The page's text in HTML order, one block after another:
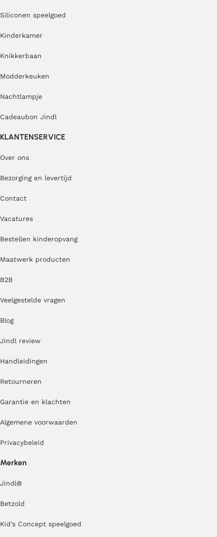
Siliconen speelgoed
Kinderkamer
Knikkerbaan
Modderkeuken
Nachtlampje
Cadeaubon Jindl
KLANTENSERVICE
Over ons
Bezorging en levertijd
Contact
Vacatures
Bestellen kinderopvang
Maatwerk producten
B2B
Veelgestelde vragen
Blog
Jindl review
Handleidingen
Retourneren
Garantie en klachten
Algemene voorwaarden
Privacybeleid
Merken
Jindl®
Betzold
Kid’s Concept speelgoed